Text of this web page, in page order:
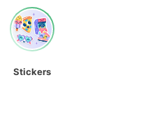
Stickers